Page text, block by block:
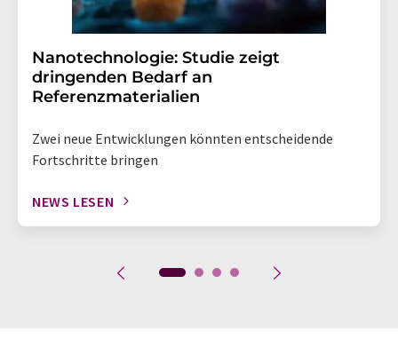
Nanotechnologie: Studie zeigt
dringenden Bedarf an
Referenzmaterialien
Zwei neue Entwicklungen könnten entscheidende
Fortschritte bringen
NEWS LESEN